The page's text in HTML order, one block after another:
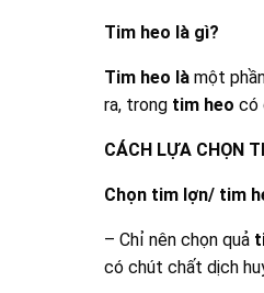
Tim heo là gì?
Tim heo làmột
ra, trong tim heo có
CÁCH LỰA CHỌN
Chọn tim lợn/ tim
– Chỉ nên chọn quả
có chút chất dịch